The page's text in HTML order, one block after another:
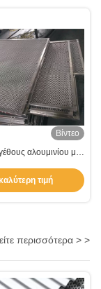
Βίντεο
αλουμινίου με
τιμή
περισσότερα > >